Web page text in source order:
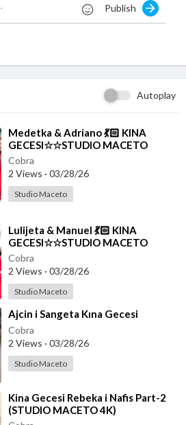
Publish
Autoplay
⁣Medetka & Adriano 💃🏻 KINA
GECESI☆☆STUDIO MACETO
4K☆☆
Cobra
2 Views · 03/28/26
Studio Maceto
⁣Lulijeta & Manuel 💃🏻 KINA
GECESI☆☆STUDIO MACETO
4K☆☆
Cobra
2 Views · 03/28/26
Studio Maceto
⁣Ajcin i Sangeta Kına Gecesi
Cobra
2 Views · 03/28/26
Studio Maceto
⁣Kina Gecesi Rebeka i Nafis Part-2
(STUDIO MACETO 4K)